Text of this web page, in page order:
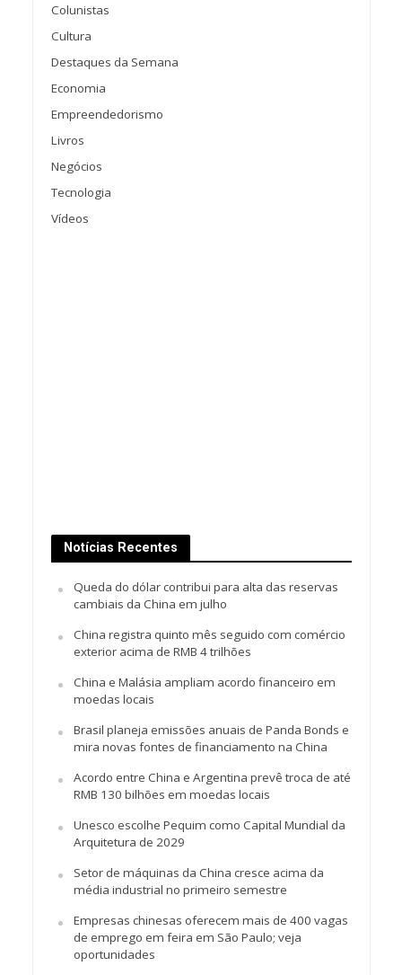
Colunistas
Cultura
Destaques da Semana
Economia
Empreendedorismo
Livros
Negócios
Tecnologia
Vídeos
Notícias Recentes
Queda do dólar contribui para alta das reservas
cambiais da China em julho
China registra quinto mês seguido com comércio
exterior acima de RMB 4 trilhões
China e Malásia ampliam acordo financeiro em
moedas locais
Brasil planeja emissões anuais de Panda Bonds e
mira novas fontes de financiamento na China
Acordo entre China e Argentina prevê troca de até
RMB 130 bilhões em moedas locais
Unesco escolhe Pequim como Capital Mundial da
Arquitetura de 2029
Setor de máquinas da China cresce acima da
média industrial no primeiro semestre
Empresas chinesas oferecem mais de 400 vagas
de emprego em feira em São Paulo; veja
oportunidades